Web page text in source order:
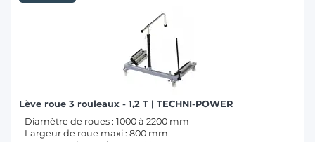
Lève roue 3 rouleaux - 1,2 T | TECHNI-POWER
- Diamètre de roues : 1000 à 2200 mm
- Largeur de roue maxi : 800 mm